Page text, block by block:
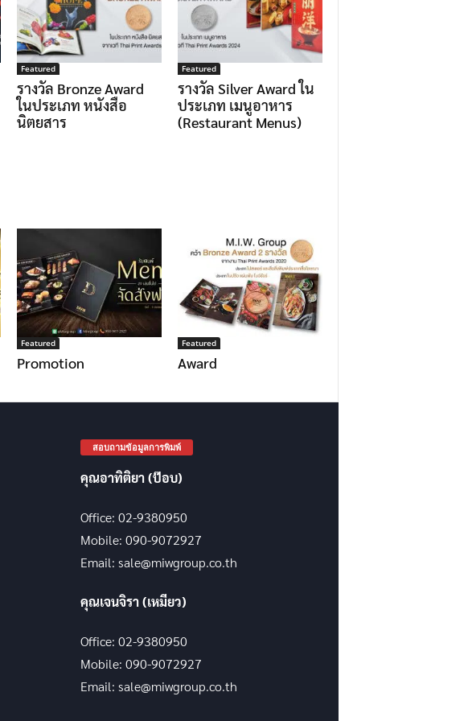
Featured
รางวัล Bronze Award
ในประเภท หนังสือ
นิตยสาร
Featured
รางวัล Silver Award ใน
ประเภท เมนูอาหาร
(Restaurant Menus)
Featured
Promotion
Featured
Award
สอบถามข้อมูลการพิมพ์
คุณอาทิติยา (ป๊อบ)
Office: 02-9380950
Mobile: 090-9072927
Email: sale@miwgroup.co.th
คุณเจนจิรา (เหมียว)
Office: 02-9380950
Mobile: 090-9072927
Email: sale@miwgroup.co.th